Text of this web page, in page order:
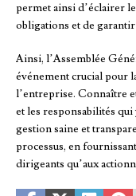
permet ainsi d’éclairer
obligations et de
Ainsi, l’Assemblée
événement crucial pour
l’entreprise. Connaître
et les responsabilités
gestion saine et
processus, en
dirigeants qu’aux